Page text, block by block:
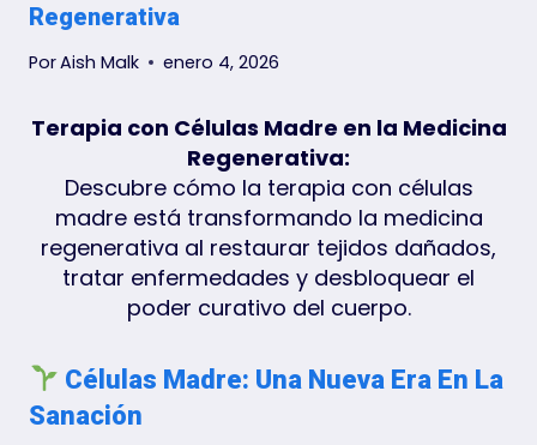
Regenerativa
PorAish Malk enero 4, 2026
Terapia con Células Madre en la Medicina
Regenerativa:
Descubre cómo la terapia con células
madre está transformando la medicina
regenerativa al restaurar tejidos dañados,
tratar enfermedades y desbloquear el
poder curativo del cuerpo.
Células Madre: Una Nueva Era En La
Sanación